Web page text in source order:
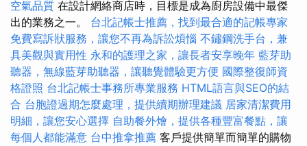
空氣品質 在設計網絡商店時，目標是成為廚房設備中最傑
出的業務之一。 台北記帳士推薦，找到最合適的記帳專家
免費寫訴狀服務，讓您不再為訴訟煩惱 不鏽鋼洗手台，兼
具美觀與實用性 永和的護理之家，讓長者安享晚年 藍芽助
聽器，無線藍芽助聽器，讓聽覺體驗更方便 國際整復師資
格證照 台北記帳士事務所專業服務 HTML語言與SEO的結
合 台胞證過期怎麼處理，提供續期辦理建議 居家清潔費用
明細，讓您安心選擇 自助餐外燴，提供各種豐富餐點，讓
每個人都能滿意 台中推拿推薦 客戶提供簡單而簡單的購物